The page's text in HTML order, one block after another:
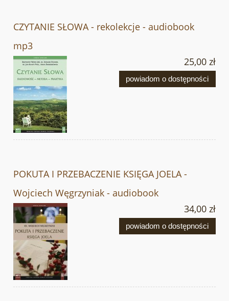
CZYTANIE SŁOWA - rekolekcje - audiobook
mp3
25,00 zł
powiadom o dostępności
POKUTA I PRZEBACZENIE KSIĘGA JOELA -
Wojciech Węgrzyniak - audiobook
34,00 zł
powiadom o dostępności